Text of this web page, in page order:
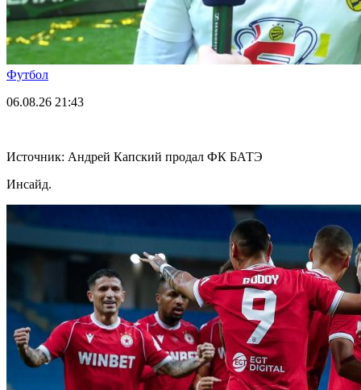
Футбол
06.08.26 21:43
Источник: Андрей Капский продал ФК БАТЭ
Инсайд.